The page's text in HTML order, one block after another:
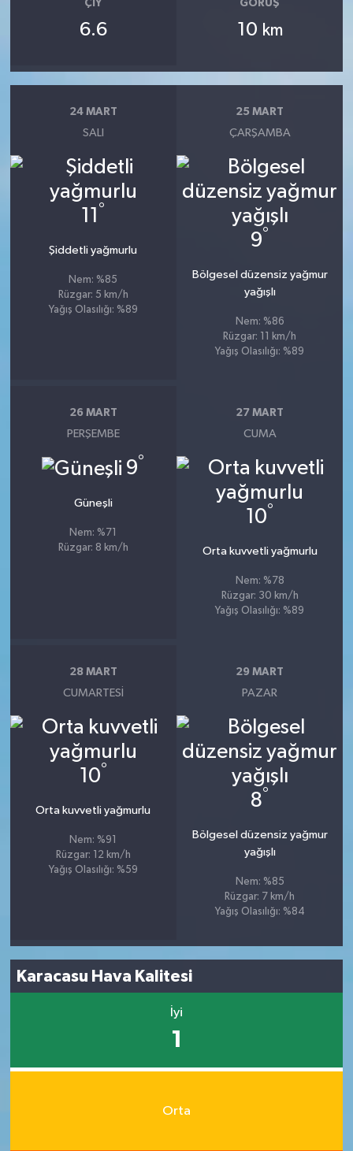
ÇIY
6.6
GÖRÜŞ
10 km
24 MART
SALI
11 °
Şiddetli yağmurlu
Nem: %85
Rüzgar: 5 km/h
Yağış Olasılığı: %89
25 MART
ÇARŞAMBA
9°
Bölgesel düzensiz yağmur
yağışlı
Nem: %86
Rüzgar: 11 km/h
Yağış Olasılığı: %89
26 MART
PERŞEMBE
9°
Güneşli
Nem: %71
Rüzgar: 8 km/h
27 MART
CUMA
10°
Orta kuvvetli yağmurlu
Nem: %78
Rüzgar: 30 km/h
Yağış Olasılığı: %89
28 MART
CUMARTESI
10°
Orta kuvvetli yağmurlu
Nem: %91
Rüzgar: 12 km/h
Yağış Olasılığı: %59
29 MART
PAZAR
8°
Bölgesel düzensiz yağmur
yağışlı
Nem: %85
Rüzgar: 7 km/h
Yağış Olasılığı: %84
Karacasu Hava Kalitesi
İyi
1
Orta